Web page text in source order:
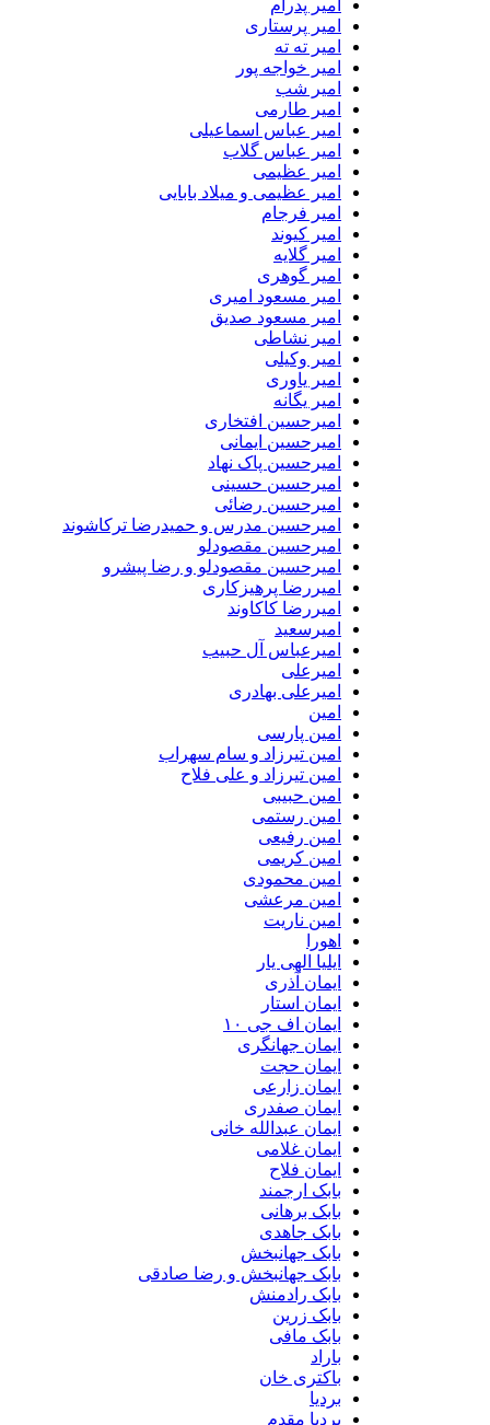
امیر پدرام
امیر پرستاری
امیر ته ته
امیر خواجه پور
امیر شب
امیر طارمی
امیر عباس اسماعیلی
امیر عباس گلاب
امیر عظیمی
امیر عظیمی و میلاد بابایی
امیر فرجام
امیر کیوند
امیر گلایه
امیر گوهری
امیر مسعود امیری
امیر مسعود صدیق
امیر نشاطی
امیر وکیلی
امیر یاوری
امیر یگانه
امیرحسین افتخاری
امیرحسین ایمانی
امیرحسین پاک نهاد
امیرحسین حسینی
امیرحسین رضائی
امیرحسین مدرس و حمیدرضا ترکاشوند
امیرحسین مقصودلو
امیرحسین مقصودلو و رضا پیشرو
امیررضا پرهیزکاری
امیررضا کاکاوند
امیرسعید
امیرعباس آل حبیب
امیرعلی
امیرعلی بهادری
امین پارسی
امین تیرزاد و سام سهراب
امین تیرزاد و علی فلاح
امین حبیبی
امین رستمی
امین رفیعی
امین کریمی
امین محمودی
امین مرعشی
امین ناریت
ایلیا الهی یار
ایمان آذری
ایمان استار
ایمان اف جی ۱۰
ایمان جهانگری
ایمان حجت
ایمان زارعی
ایمان صفدری
ایمان عبدالله خانی
ایمان غلامی
ایمان فلاح
بابک ارجمند
بابک برهانی
بابک جاهدی
بابک جهانبخش
بابک جهانبخش و رضا صادقی
بابک رادمنش
بابک زرین
بابک مافی
باکتری خان
بردیا مقدم